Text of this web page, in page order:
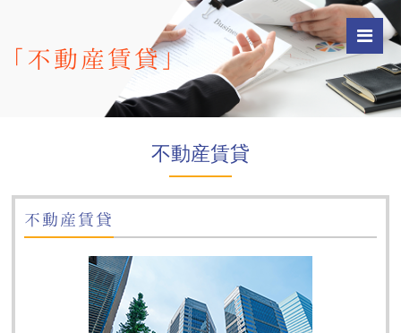
「不動産賃貸」
不動産賃貸
不動産賃貸